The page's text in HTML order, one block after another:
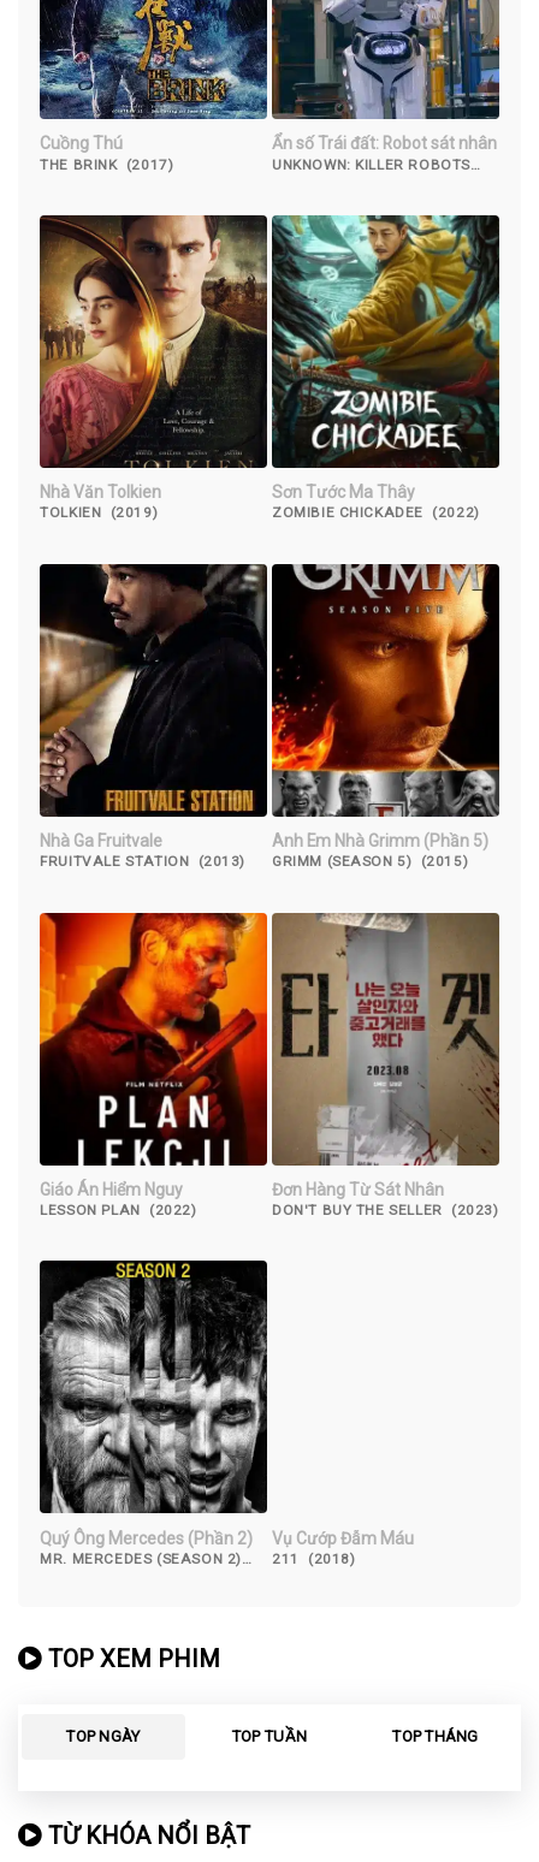
Cuồng Thú
THE BRINK (2017)
Ẩn số Trái đất: Robot sát nhân
UNKNOWN: KILLER ROBOTS
Nhà Văn Tolkien
TOLKIEN (2019)
Sơn Tước Ma Thây
ZOMIBIE CHICKADEE (2022)
Nhà Ga Fruitvale
FRUITVALE STATION (2013)
Anh Em Nhà Grimm (Phần 5)
GRIMM (SEASON 5) (2015)
Giáo Án Hiểm Nguy
LESSON PLAN (2022)
Đơn Hàng Từ Sát Nhân
DON'T BUY THE SELLER (2023)
Quý Ông Mercedes (Phần 2)
MR. MERCEDES (SEASON 2)
Vụ Cướp Đẫm Máu
211 (2018)
TOP XEM PHIM
TOP NGÀY TOP TUẦN TOP THÁNG
TỪ KHÓA NỔI BẬT